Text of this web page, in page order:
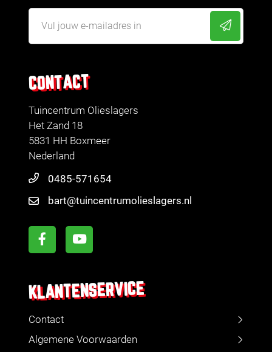
CONTACT
Tuincentrum Olieslagers
Het Zand 18
5831 HH Boxmeer
Nederland
0485-571654
bart@tuincentrumolieslagers.nl
KLANTENSERVICE
Contact
Algemene Voorwaarden